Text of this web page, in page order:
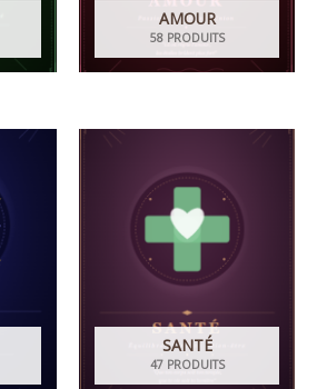
AMOUR
58 PRODUITS
SANTÉ
47 PRODUITS